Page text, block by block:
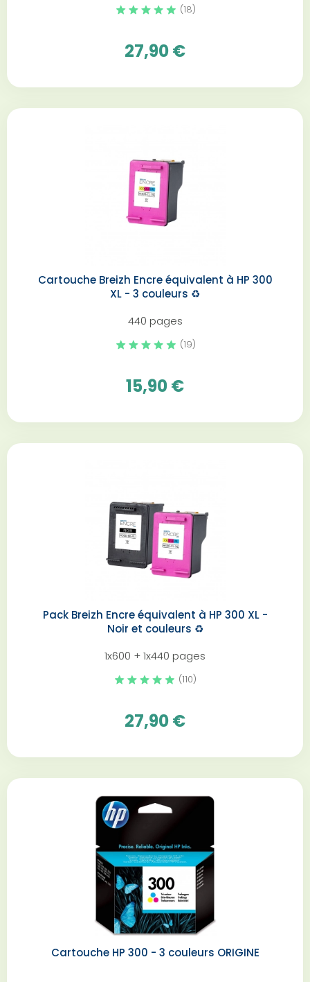
(18)
27,90 €
Cartouche Breizh Encre équivalent à HP 300
XL - 3 couleurs️ ♻️
440 pages
(19)
15,90 €
Pack Breizh Encre équivalent à HP 300 XL -
Noir et couleurs️ ♻️
1x600 + 1x440 pages
(110)
27,90 €
Cartouche HP 300 - 3 couleurs ORIGINE